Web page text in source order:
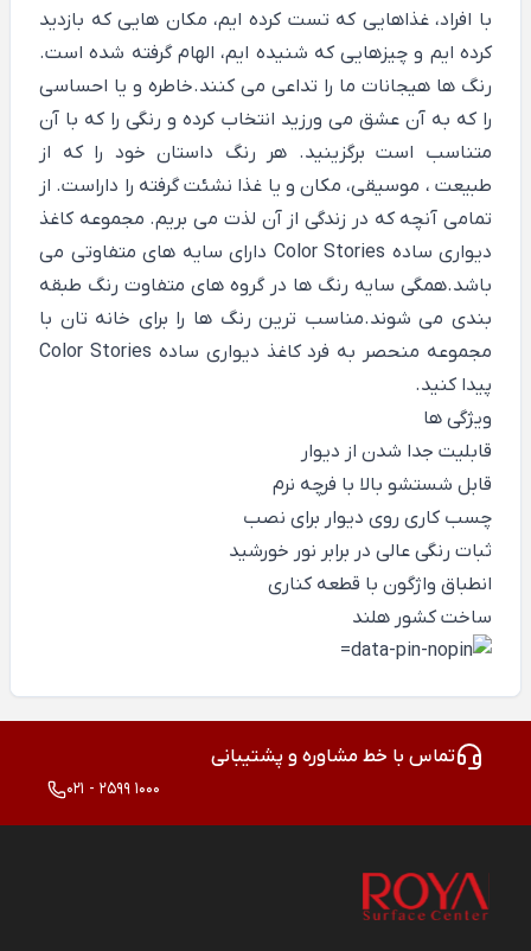
با افراد، غذاهایی که تست کرده ایم، مکان هایی که بازدید
کرده ایم و چیزهایی که شنیده ایم، الهام گرفته شده است.
رنگ ها هیجانات ما را تداعی می کنند.خاطره و یا احساسی
را که به آن عشق می ورزید انتخاب کرده و رنگی را که با آن
متناسب است برگزینید. هر رنگ داستان خود را که از
طبیعت ، موسیقی، مکان و یا غذا نشئت گرفته را داراست. از
تمامی آنچه که در زندگی از آن لذت می بریم. مجموعه کاغذ
دیواری ساده Color Stories دارای سایه های متفاوتی می
باشد.همگی سایه رنگ ها در گروه های متفاوت رنگ طبقه
بندی می شوند.مناسب ترین رنگ ها را برای خانه تان با
مجموعه منحصر به فردکاغذ دیواری ساده Color Stories
پیدا کنید.
ویژگی ها
قابلیت جدا شدن از دیوار
قابل شستشو بالا با فرچه نرم
چسب کاری روی دیوار برای نصب
ثبات رنگی عالی در برابر نور خورشید
انطباق واژگون با قطعه کناری
ساخت کشور هلند
تماس با خط مشاوره و پشتیبانی
021 - 2599 1000